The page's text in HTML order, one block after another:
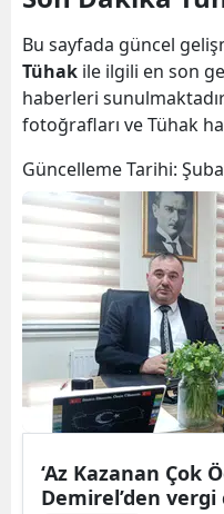
Bu sayfada güncel
Tühak ile ilgili en son
haberleri
fotoğrafları ve Tühak
Güncelleme Tarihi:
‘Az Kazanan Çok
Demirel’den vergi